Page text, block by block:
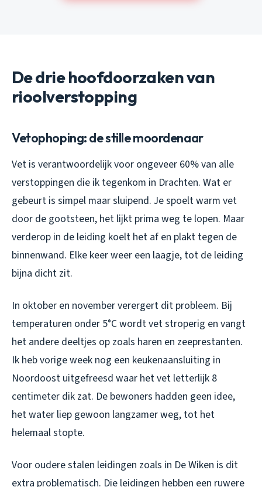
De drie hoofdoorzaken van
rioolverstopping
Vetophoping: de stille moordenaar
Vet is verantwoordelijk voor ongeveer 60% van alle
verstoppingen die ik tegenkom in Drachten. Wat er
gebeurt is simpel maar sluipend. Je spoelt warm vet
door de gootsteen, het lijkt prima weg te lopen. Maar
verderop in de leiding koelt het af en plakt tegen de
binnenwand. Elke keer weer een laagje, tot de leiding
bijna dicht zit.
In oktober en november verergert dit probleem. Bij
temperaturen onder 5°C wordt vet stroperig en vangt
het andere deeltjes op zoals haren en zeeprestanten.
Ik heb vorige week nog een keukenaansluiting in
Noordoost uitgefreesd waar het vet letterlijk 8
centimeter dik zat. De bewoners hadden geen idee,
het water liep gewoon langzamer weg, tot het
helemaal stopte.
Voor oudere stalen leidingen zoals in De Wiken is dit
extra problematisch. Die leidingen hebben een ruwere